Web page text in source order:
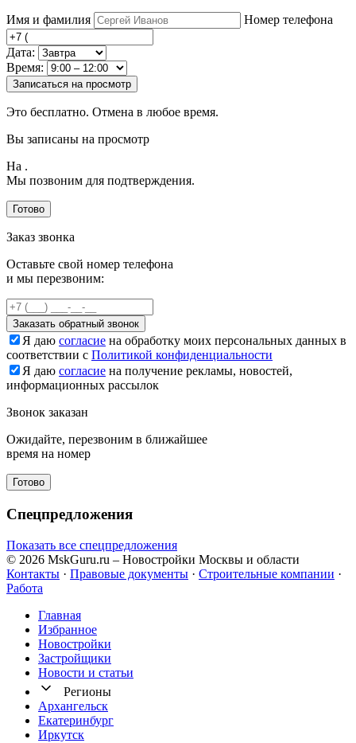
Имя и фамилия Номер телефона
Дата:
Время:
Записаться на просмотр
Это бесплатно. Отмена в любое время.
Вы записаны на просмотр
На .
Мы позвоним для подтверждения.
Готово
Заказ звонка
Оставьте свой номер телефона
и мы перезвоним:
Заказать обратный звонок
Я даю согласие на обработку моих персональных данных в
соответствии с Политикой конфиденциальности
Я даю согласие на получение рекламы, новостей,
информационных рассылок
Звонок заказан
Ожидайте, перезвоним в ближайшее
время на номер
Готово
Спецпредложения
Показать все спецпредложения
© 2026 MskGuru.ru – Новостройки Москвы и области
Контакты · Правовые документы · Строительные компании ·
Работа
Главная
Избранное
Новостр ойки
Застройщики
Новости и статьи
Регионы
Архангельск
Екатеринбург
Иркутск